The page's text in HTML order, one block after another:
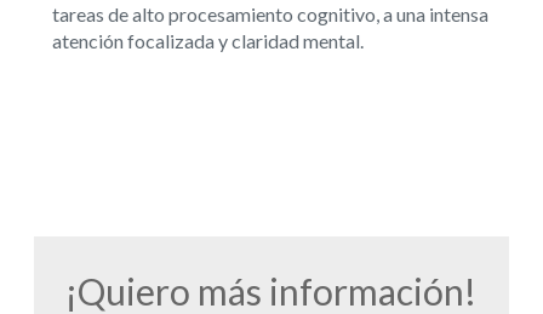
tareas de alto procesamiento cognitivo, a una intensa
atención focalizada y claridad mental.
¡Quiero más información!